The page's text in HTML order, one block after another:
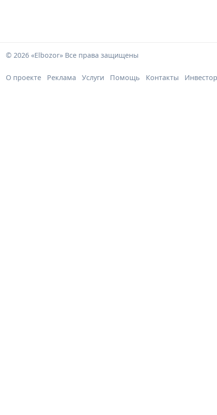
© 2026 «Elbozor» Все права защищены
О проекте Реклама Услуги Помощь Контакты